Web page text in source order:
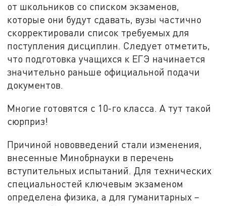
от школьников со списком экзаменов,
которые они будут сдавать, вузы частично
скорректировали список требуемых для
поступления дисциплин. Следует отметить,
что подготовка учащихся к ЕГЭ начинается
значительно раньше официальной подачи
документов.
Многие готовятся с 10-го класса. А тут такой
сюрприз!
Причиной нововведений стали изменения,
внесенные Минобрнауки в перечень
вступительных испытаний. Для технических
специальностей ключевым экзаменом
определена физика, а для гуманитарных –